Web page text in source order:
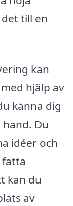
till en
kan
hjälp av
känna dig
Du
idéer och
kan du
av